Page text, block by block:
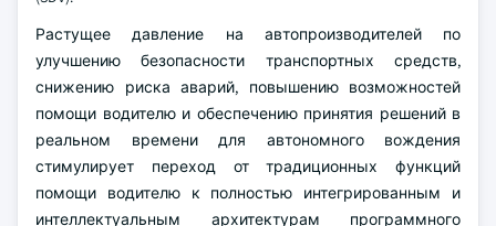
Растущее давление на автопроизводителей по
улучшению безопасности транспортных средств,
снижению риска аварий, повышению возможностей
помощи водителю и обеспечению принятия решений в
реальном времени для автономного вождения
стимулирует переход от традиционных функций
помощи водителю к полностью интегрированным и
интеллектуальным архитектурам программного